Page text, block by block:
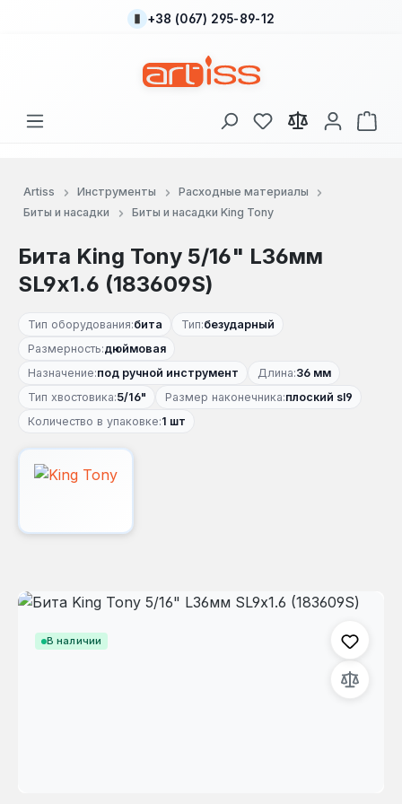
Перейти к основному содержанию
+38 (067) 295-89-12
У вас есть товары
В
Artiss Инструменты
Расходные материалы
Биты и насадки
Биты и насадки King Tony
Бита King Tony 5/16" L36мм
SL9х1.6 (183609S)
Тип оборудования:бита Тип:безударный
Размерность:дюймовая
Назначение:под ручной инструмент Длина:36 мм
Тип хвостовика:5/16" Размер наконечника:плоский sl9
Количество в упаковке:1 шт
В наличии
Пропустить галерею изображений